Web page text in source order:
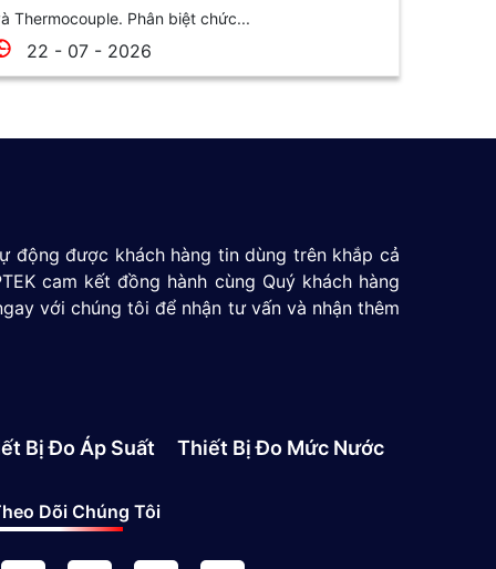
Thermocouple. Phân biệt chức...
22 - 07 - 2026
động được khách hàng tin dùng trên khắp cả
cam kết đồng hành cùng Quý khách hàng
với chúng tôi để nhận tư vấn và nhận thêm
Bị Đo Áp Suất Thiết Bị Đo Mức Nước
Dõi Chúng Tôi